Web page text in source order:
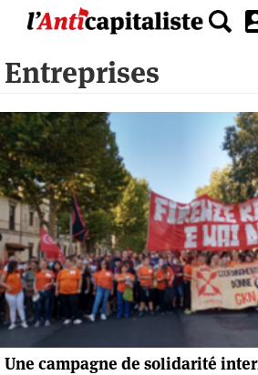
principal
Entreprises
Une campagne de solidarité